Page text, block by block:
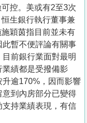
控。美或有2至3次
生銀行執行董事兼
穎茵指目前並未有
暫不便評論有關事
前銀行業面對最明
績都是受撥備影
逾170%，因而影響
到內房部分已變得
持業績表現，有信